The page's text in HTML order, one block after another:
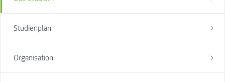
Studienplan
Organisation